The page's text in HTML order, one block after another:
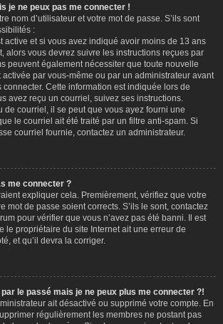
je ne peux pas me connecter !
nom d’utilisateur et votre mot de passe. S’ils sont
:
active et si vous avez indiqué avoir moins de 13 ans
alors vous devrez suivre les instructions reçues par
peuvent également nécessiter que toute nouvelle
par vous-même ou par un administrateur avant
Cette information est indiquée lors de
avez reçu un courriel, suivez ses instructions.
de courriel, il se peut que vous ayez fourni une
le courriel ait été traité par un filtre anti-spam. Si
courriel fournie, contactez un administrateur.
me connecter ?
expliquer cela. Premièrement, vérifiez que votre
mot de passe soient corrects. S’ils le sont, contactez
pour vérifier que vous n’avez pas été banni. Il est
le propriétaire du site Internet ait une erreur de
et qu’il devra la corriger.
le passé mais je ne peux plus me connecter ?!
ait désactivé ou supprimé votre compte. En
régulièrement les membres ne postant pas